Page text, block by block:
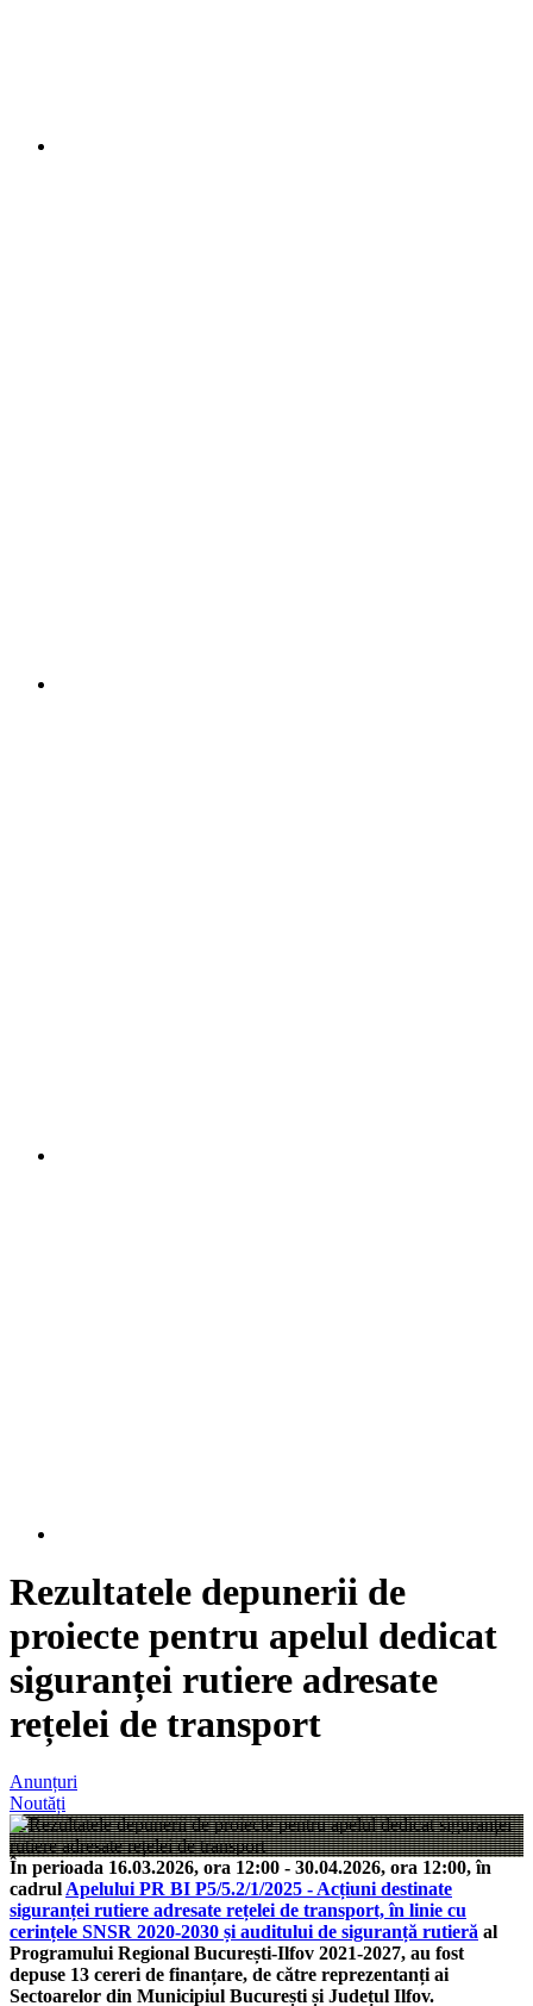
Rezultatele depunerii de
proiecte pentru apelul dedicat
siguranței rutiere adresate
rețelei de transport
Anunțuri
Noutăți
În perioada 16.03.2026, ora 12:00 - 30.04.2026, ora 12:00, în
cadrulApelului PR BI P5/5.2/1/2025 - Acțiuni destinate
siguranței rutiere adresate rețelei de transport, în linie cu
cerințele SNSR 2020-2030 și auditului de siguranță rutieră al
Programului Regional București-Ilfov 2021-2027, au fost
depuse 13 cereri de finanțare, de către reprezentanți ai
Sectoarelor din Municipiul București și Județul Ilfov.